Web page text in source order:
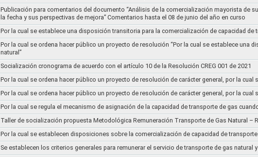
Publicación para comentarios del documento “Análisis de la comercialización mayorista de
la fecha y sus perspectivas de mejora” Comentarios hasta el 08 de junio del año en curso
Por la cual se establece una disposición transitoria para la comercialización de capacidad de
Por la cual se ordena hacer público un proyecto de resolución “Por la cual se establece una
natural”
Socialización cronograma de acuerdo con el artículo 10 de la Resolución CREG 001 de 2021
Por la cual se ordena hacer público un proyecto de resolución de carácter general, por la cual
Por la cual se ordena hacer público un proyecto de resolución de carácter general, por la cual
Por la cual se regula el mecanismo de asignación de la capacidad de transporte de gas
Taller de socialización propuesta Metodológica Remuneración Transporte de Gas Natural –
Por la cual se establecen disposiciones sobre la comercialización de capacidad de
Se establecen los criterios generales para remunerar el servicio de transporte de gas